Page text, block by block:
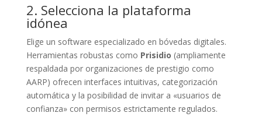
2. Selecciona la plataforma
idónea
Elige un software especializado en bóvedas digitales.
Herramientas robustas como Prisidio (ampliamente
respaldada por organizaciones de prestigio como
AARP) ofrecen interfaces intuitivas, categorización
automática y la posibilidad de invitar a «usuarios de
confianza» con permisos estrictamente regulados.